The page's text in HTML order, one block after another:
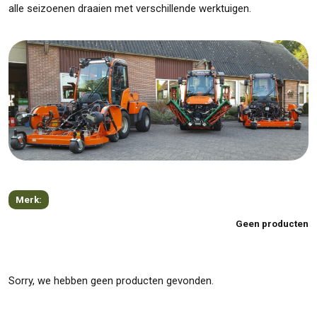
alle seizoenen draaien met verschillende werktuigen.
Merk:
Geen producten
Sorry, we hebben geen producten gevonden.